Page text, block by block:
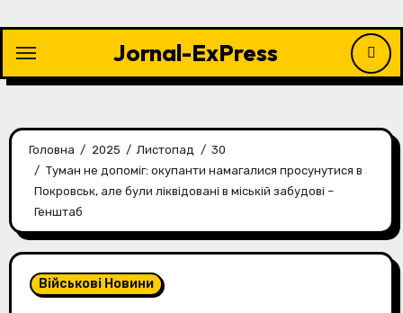
контенту
Jornal-ExPress
Головна 2025 Листопад
30
Туман не допоміг: окупанти намагалися просунутися в
Покровськ, але були ліквідовані в міській забудові –
Генштаб
Військові Новини